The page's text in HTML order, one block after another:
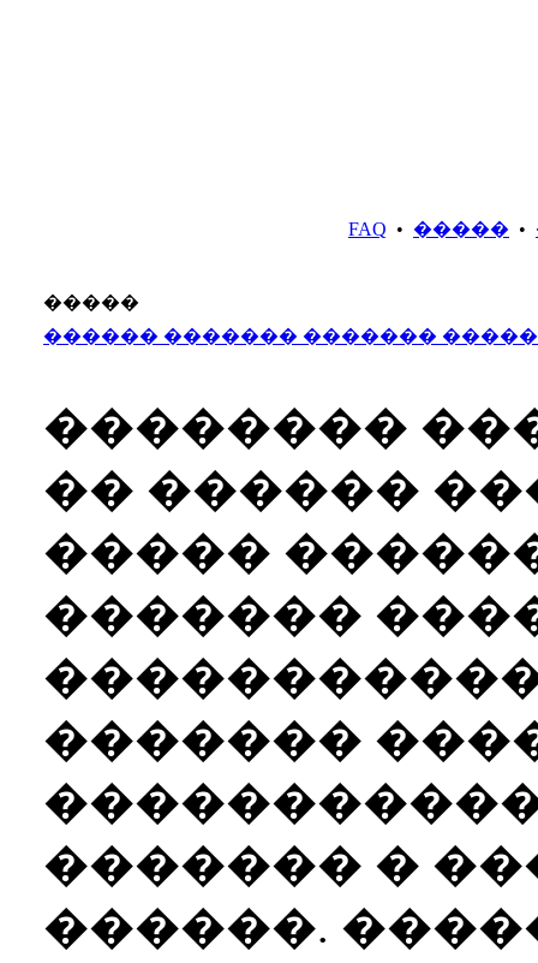
FAQ • ����� •
�����
������ ������� ������� �����
��������
�� ������
�����
�������
�������
������� �
������.